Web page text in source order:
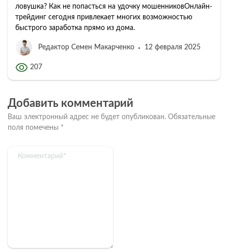
ловушка? Как не попасться на удочку мошенниковОнлайн-
трейдинг сегодня привлекает многих возможностью
быстрого заработка прямо из дома.
Редактор Семен Макарченко 12 февраля 2025
207
Добавить комментарий
Ваш электронный адрес не будет опубликован. Обязательные
поля помечены *